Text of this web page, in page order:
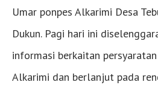
Umar ponpes Alkarimi Desa
Dukun. Pagi hari ini
informasi berkaitan
Alkarimi dan berlanjut pada